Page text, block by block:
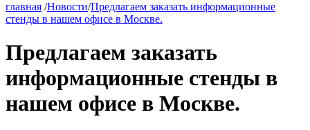
главная /Новости/Предлагаем заказать информационные
стенды в нашем офисе в Москве.
Предлагаем заказать
информационные стенды в
нашем офисе в Москве.